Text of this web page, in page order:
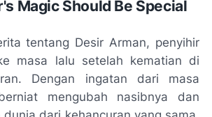
Magic Should Be Special
tentang Desir Arman, penyihir
masa lalu setelah kematian di
Dengan ingatan dari masa
mengubah nasibnya dan